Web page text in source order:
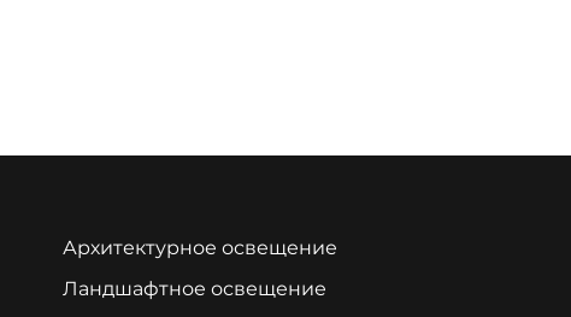
Архитектурное освещение
Ландшафтное освещение